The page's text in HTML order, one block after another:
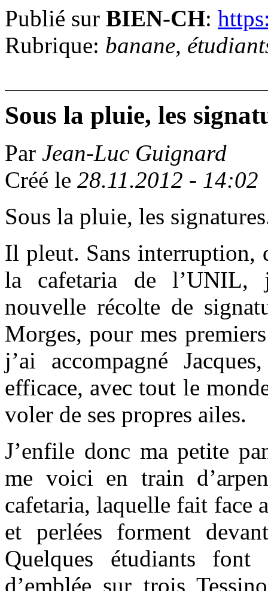
Publié sur BIEN-CH:
Rubrique: banane,
Sous la pluie, les
Par Jean-Luc Guignard
Créé le 28.11.2012 - 14:02
Sous la pluie, les
Il pleut. Sans interruption,
la cafetaria de l’UNIL,
nouvelle récolte de
Morges, pour mes
j’ai accompagné
efficace, avec tout le
voler de ses propres ailes.
J’enfile donc ma petite
me voici en train
cafetaria, laquelle fait face
et perlées forment
Quelques étudiants
d’emblée sur trois